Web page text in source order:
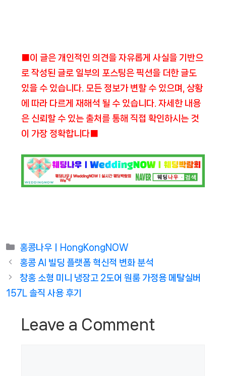
■이 글은 개인적인 의견을 자유롭게 사실을 기반으
로 작성된 글로 일부의 포스팅은 픽션을 더한 글도
있을 수 있습니다. 모든 정보가 변할 수 있으며, 상황
에 따라 다르게 재해석 될 수 있습니다. 자세한 내용
은 신뢰할 수 있는 출처를 통해 직접 확인하시는 것
이 가장 정확합니다■
Categories
홍콩나우ㅣHongKongNOW
홍콩 AI 빌딩 플랫폼 혁신적 변화 분석
창홍 소형 미니 냉장고 2도어 원룸 가정용 메탈실버
157L 솔직 사용 후기
Leave a Comment